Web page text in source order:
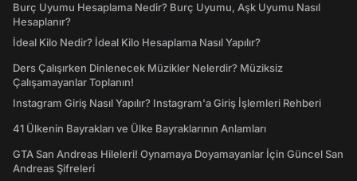
Burç Uyumu Hesaplama Nedir? Burç Uyumu, Aşk Uyumu Nasıl
Hesaplanır?
İdeal Kilo Nedir? İdeal Kilo Hesaplama Nasıl Yapılır?
Ders Çalışırken Dinlenecek Müzikler Nelerdir? Müziksiz
Çalışamayanlar Toplanın!
Instagram Giriş Nasıl Yapılır? Instagram'a Giriş İşlemleri Rehberi
41 Ülkenin Bayrakları ve Ülke Bayraklarının Anlamları
GTA San Andreas Hileleri! Oynamaya Doyamayanlar İçin Güncel San
Andreas Şifreleri